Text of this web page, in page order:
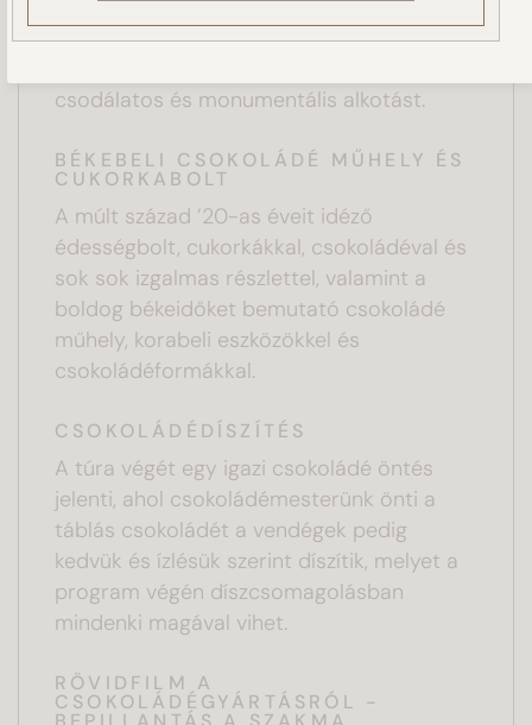
A kiállítás egyik fő látványossága a 78 kg
marcipánból készült Szép csokoládéslány.
csodálatos és monumentális alkotást.
BÉKEBELI CSOKOLÁDÉ MŰHELY ÉS
CUKORKABOLT
A múlt század ’20-as éveit idéző
édességbolt, cukorkákkal, csokoládéval és
sok sok izgalmas részlettel, valamint a
boldog békeidőket bemutató csokoládé
műhely, korabeli eszközökkel és
csokoládéformákkal.
CSOKOLÁDÉDÍSZÍTÉS
A túra végét egy igazi csokoládé öntés
jelenti, ahol csokoládémesterünk önti a
táblás csokoládét a vendégek pedig
kedvük és ízlésük szerint díszítik, melyet a
program végén díszcsomagolásban
mindenki magával vihet.
RÖVIDFILM A
CSOKOLÁDÉGYÁRTÁSRÓL -
BEÁLLÍTÁSOK KEZELÉSE